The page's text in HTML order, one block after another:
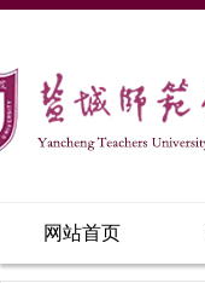
网站首页